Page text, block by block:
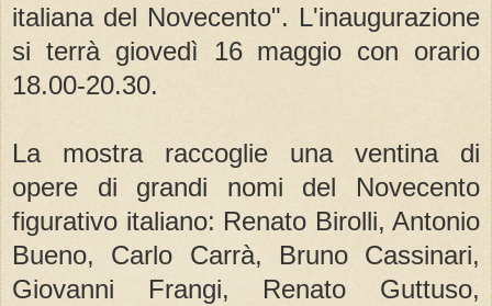
italiana del Novecento". L'inaugurazione
si terrà giovedì 16 maggio con orario
18.00-20.30.
La mostra raccoglie una ventina di
opere di grandi nomi del Novecento
figurativo italiano: Renato Birolli, Antonio
Bueno, Carlo Carrà, Bruno Cassinari,
Giovanni Frangi, Renato Guttuso,